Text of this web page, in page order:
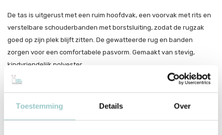
Toestemming Details Over
De tas is uitgerust met een ruim hoofdvak, een voorvak met rits en
verstelbare schouderbanden met borstsluiting, zodat de rugzak
goed op zijn plek blijft zitten. De gewatteerde rug en banden
zorgen voor een comfortabele pasvorm. Gemaakt van stevig,
kindvriendelijk polyester.
Praktisch én schattig
Verstelbare schouderbanden met comfortabele borstsluiting